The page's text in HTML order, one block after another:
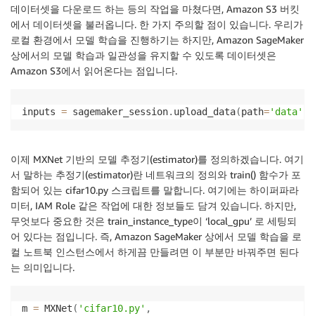
데이터셋을 다운로드 하는 등의 작업을 마쳤다면, Amazon S3 버킷
에서 데이터셋을 불러옵니다. 한 가지 주의할 점이 있습니다. 우리가
로컬 환경에서 모델 학습을 진행하기는 하지만, Amazon SageMaker
상에서의 모델 학습과 일관성을 유지할 수 있도록 데이터셋은
Amazon S3에서 읽어온다는 점입니다.
inputs = sagemaker_session. upload_data(path='data'
이제 MXNet 기반의 모델 추정기(estimator)를 정의하겠습니다. 여기
서 말하는 추정기(estimator)란 네트워크의 정의와 train() 함수가 포
함되어 있는 cifar10.py 스크립트를 말합니다. 여기에는 하이퍼파라
미터, IAM Role 같은 작업에 대한 정보들도 담겨 있습니다. 하지만,
무엇보다 중요한 것은 train_instance_type이 ‘local_gpu’ 로 세팅되
어 있다는 점입니다. 즉, Amazon SageMaker 상에서 모델 학습을 로
컬 노트북 인스턴스에서 하게끔 만들려면 이 부분만 바꿔주면 된다
는 의미입니다.
m = MXNet ( 'cifar10.py' ,